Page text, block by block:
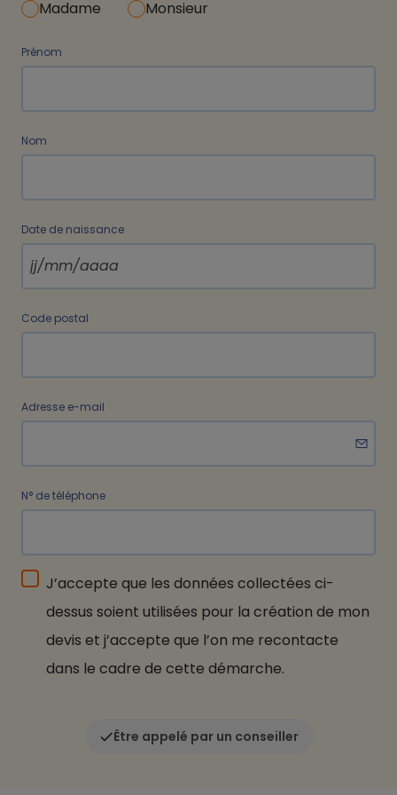
Madame Monsieur
Prénom
Nom
Date de naissance
Code postal
Adresse e-mail
N° de téléphone
J’accepte que les données collectées ci-
dessus soient utilisées pour la création de mon
devis et j’accepte que l’on me recontacte
dans le cadre de cette démarche.
Être appelé par un conseiller